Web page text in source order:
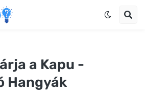
a Kapu -
Hangyák